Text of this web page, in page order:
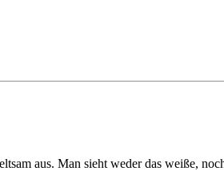
aus. Man sieht weder das weiße,